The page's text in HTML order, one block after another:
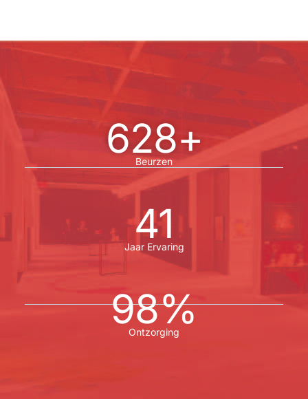
Beurzen
654+
Jaar Ervaring
45
Ontzorging
100%